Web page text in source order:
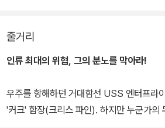
줄거리
인류 최대의 위협, 그의 분노를 막아라!
우주를 항해하던 거대함선 USS 엔터프라
'커크' 함장(크리스 파인). 하지만 누군가의